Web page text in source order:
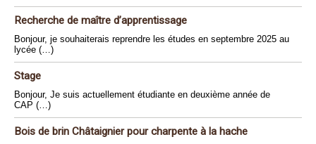
Recherche de maître d’apprentissage
Bonjour, je souhaiterais reprendre les études en septembre 2025 au
lycée (…)
Stage
Bonjour, Je suis actuellement étudiante en deuxième année de
CAP (…)
Bois de brin Châtaignier pour charpente à la hache